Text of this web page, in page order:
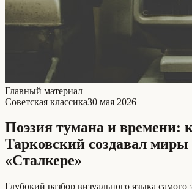
Главный материал
Советская классика30 мая 2026
Поэзия тумана и времени:
Тарковский создавал миры
«Сталкере»
Глубокий разбор визуального языка самого